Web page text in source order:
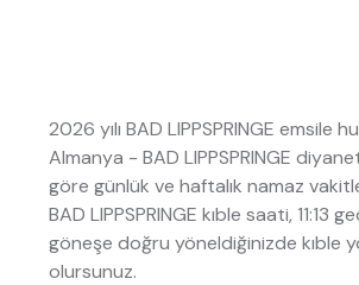
2026 yılı BAD LIPPSPRINGE emsile
Almanya - BAD LIPPSPRINGE
göre günlük ve haftalık namaz
BAD LIPPSPRINGE kıble saati, 11:13
göneşe doğru yöneldiğinizde kıble
olursunuz.